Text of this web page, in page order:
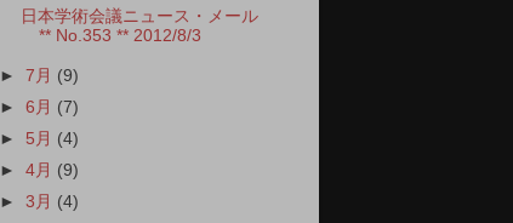
日本学術会議ニュース・メール
** No.353 ** 2012/8/3
►7月 (9)
►6月 (7)
► 5月 (4)
►4月 (9)
►3月 (4)